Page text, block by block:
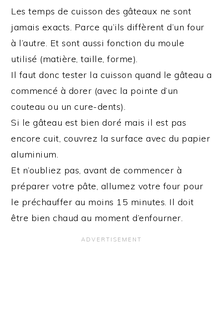
Les temps de cuisson des gâteaux ne sont
jamais exacts. Parce qu’ils diffèrent d’un four
à l’autre. Et sont aussi fonction du moule
utilisé (matière, taille, forme).
Il faut donc tester la cuisson quand le gâteau a
commencé à dorer (avec la pointe d’un
couteau ou un cure-dents).
Si le gâteau est bien doré mais il est pas
encore cuit, couvrez la surface avec du papier
aluminium.
Et n’oubliez pas, avant de commencer à
préparer votre pâte, allumez votre four pour
le préchauffer au moins 15 minutes. Il doit
être bien chaud au moment d’enfourner.